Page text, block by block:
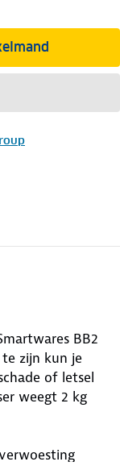
BB2
zijn kun je
of letsel
weegt 2 kg